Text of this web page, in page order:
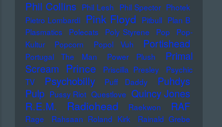
Phil Collins Phil Lesh Phil Spector Photek
Pietro Lombardi
Pink Floyd Pitbull Plan B
Plasmatics
Polecats Poly Styrene Pop
Pop-
Kultur
Popcorn Popol Vuh Portishead
Portugal The Man Power Plush
Primal
Scream
Prince Priscilla Presley
Psychic
TV
Psychobilly Puff Daddy
Puhdys
Pulp Pussy Riot Questlove Quincy Jones
R.E.M. Radiohead Raekwon RAF
Rage Rahsaan Roland Kirk Rainald Grebe